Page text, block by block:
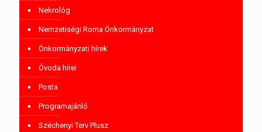
Nekrológ
Nemzetiségi Roma Önkormányzat
Önkormányzati hírek
Óvoda hírei
Posta
Programajánló
Széchenyi Terv Plusz